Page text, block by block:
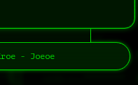
- Joeoe